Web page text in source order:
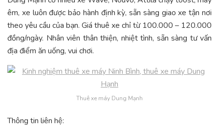
êm, xe luôn được bảo hành định kỳ, sẵn sàng giao xe tận nơi
theo yêu cầu của bạn. Giá thuê xe chỉ từ 100.000 – 120.000
đồng/ngày. Nhân viên thân thiện, nhiệt tình, sẵn sàng tư vấn
địa điểm ăn uống, vui chơi.
Thuê xe máy Dung Mạnh
Thông tin liên hệ: